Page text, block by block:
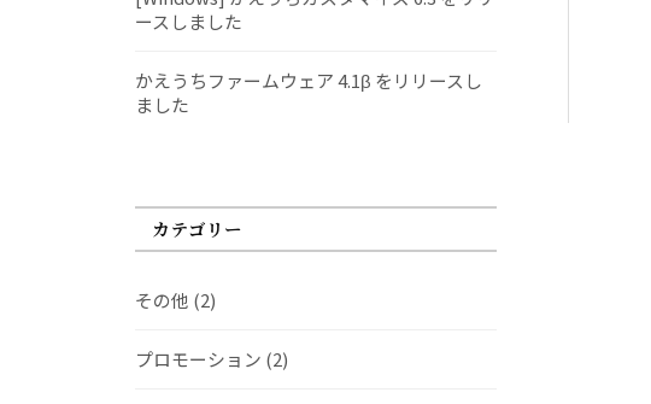
ースしました
かえうちファームウェア 4.1β をリリースし
ました
カテゴリー
その他 (2)
プロモーション (2)